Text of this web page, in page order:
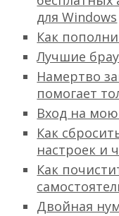
для Windows
Как
Лучшие
Намертво
помогает
Вход на мою
Как
настроек и
Как
Двойная